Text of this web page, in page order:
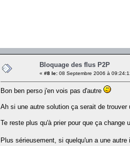
Bloquage des flus P2P
« #8 le: 08 Septembre 2006 à
Bon ben perso j'en vois pas d'autre
Ah si une autre solution ça serait de
Te reste plus qu'à prier pour que ça change
Plus sérieusement, si quelqu'un a une